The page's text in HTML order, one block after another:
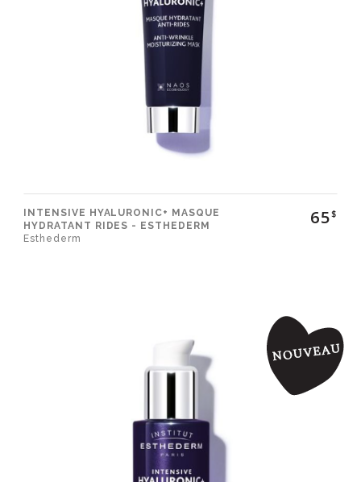
INTENSIVE HYALURONIC+ MASQUE
HYDRATANT RIDES - ESTHEDERM
Esthederm
65$